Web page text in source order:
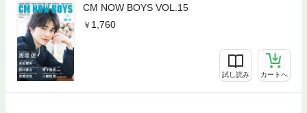
CM NOW BOYS VOL.15
1,760
試し読み カートへ